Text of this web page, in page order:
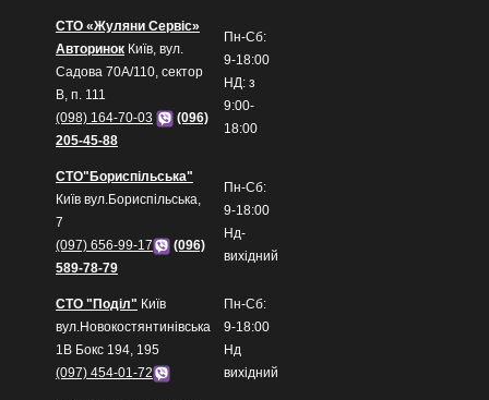
СТО «Жуляни Сервіс»
Авторинок Київ, вул.
Садова 70А/110, сектор
В, п. 111
(098) 164-70-03
(096)
205-45-88
Пн-Сб:
9-18:00
НД: з
9:00-
18:00
СТО"Бориспільська"
Київ вул.Бориспільська,
7
(097) 656-99-17
(096)
589-78-79
Пн-Сб:
9-18:00
Нд-
вихідний
СТО "Поділ" Київ
вул.Новокостянтинівська
1В Бокс 194, 195
(097) 454-01-72
Пн-Сб:
9-18:00
Нд
вихідний